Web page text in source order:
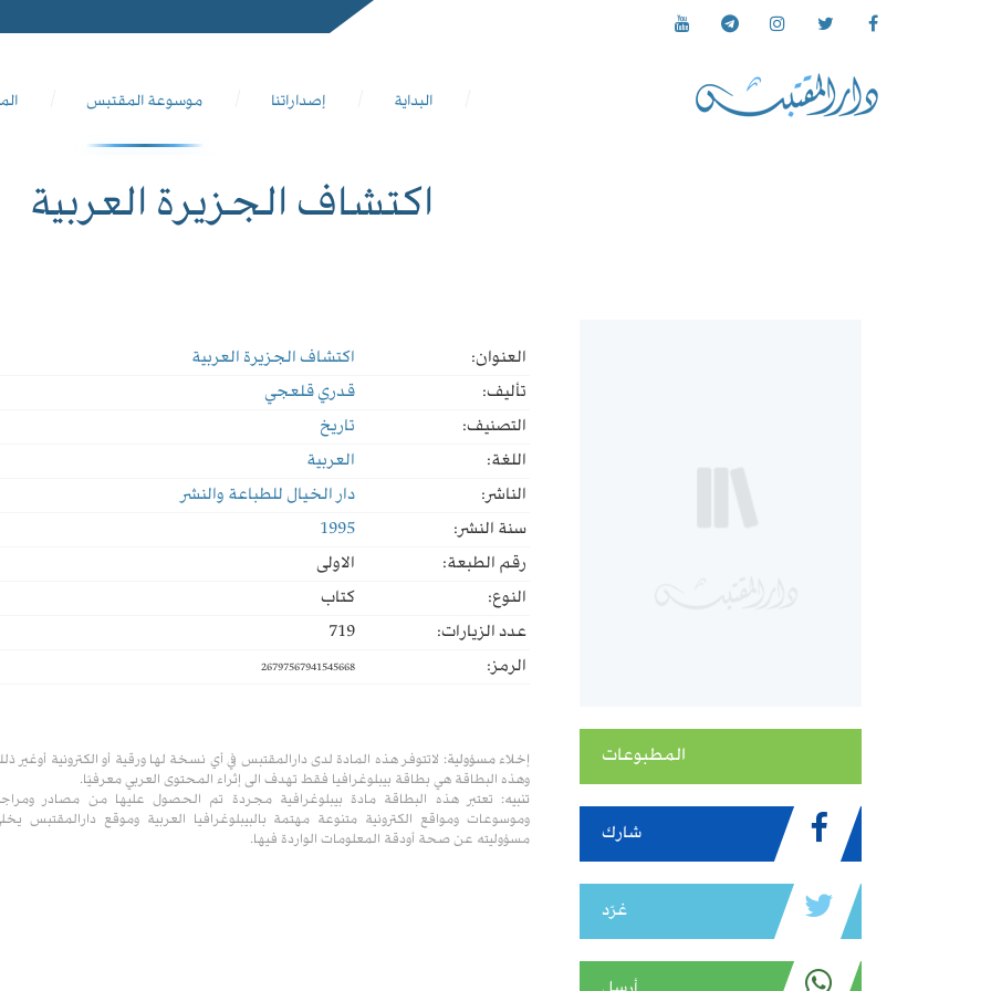
البداية إصداراتنا موسوعة المقتبس
اكتشاف الجزيرة العربية
المطبوعات
شارك
غرّد
العنوان:
اكتشاف الجزيرة العربية
تأليف:
قدري قلعجي
التصنيف:
تاريخ
اللغة:
العربية
الناشر:
دار الخيال للطباعة والنشر
سنة النشر:
1995
رقم الطبعة:
الاولى
النوع:
كتاب
عدد الزيارات:
719
الرمز:
26797567941545668
إخلاء مسؤولية: لاتتوفر هذه المادة لدى دارالمقتبس في أي نسخة لها ورقية أو الكترونية أوغير
وهذه البطاقة هي بطاقة بيبلوغرافيا فقط تهدف الى إثراء المحتوى العربي معرفيًا.
تنبيه: تعتبر هذه البطاقة مادة بيبلوغرافية مجردة تم الحصول عليها من مصادر
وموسوعات ومواقع الكترونية متنوعة مهتمة بالبيبلوغرافيا العربية وموقع دارالمقتبس
مسؤوليته عن صحة أودقة المعلومات الواردة فيها.